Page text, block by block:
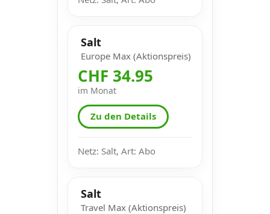
Salt
Europe Max (Aktionspreis)
CHF 34.95
im Monat
Zu den Details
Netz: Salt, Art: Abo
Salt
Travel Max (Aktionspreis)